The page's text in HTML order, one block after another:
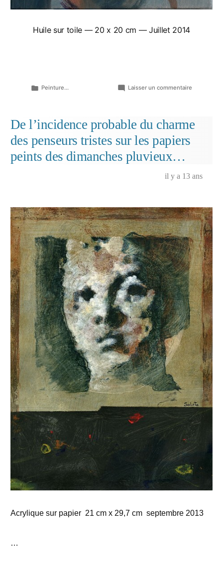
Huile sur toile — 20 x 20 cm — Juillet 2014
Publié
Peinture... Laisser un commentaire
De l’incidence probable du charme
des penseurs tristes sur les papiers
peints des dimanches pluvieux…
il y a 13 ans
Acrylique sur papier 21 cm x 29,7 cm septembre 2013
…